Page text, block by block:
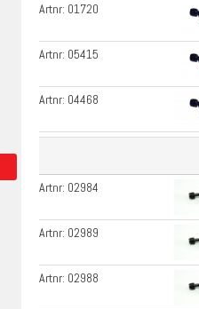
Artnr: 01720
Artnr: 05415
Artnr: 04468
Artnr: 02984
Artnr: 02989
Artnr: 02988